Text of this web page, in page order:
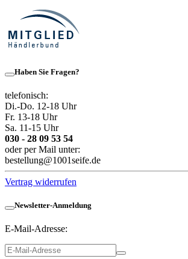
Haben Sie Fragen?
telefonisch:
Di.-Do. 12-18 Uhr
Fr. 13-18 Uhr
Sa. 11-15 Uhr
030 - 28 09 53 54
oder per Mail unter:
bestellung@1001seife.de
Vertrag widerrufen
Newsletter-Anmeldung
E-Mail-Adresse: